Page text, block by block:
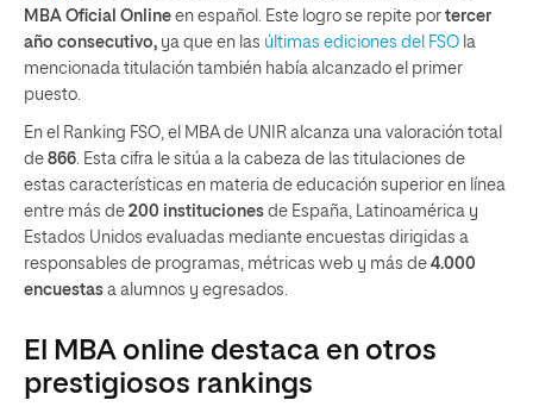
MBA Oficial Online en español. Este logro se repite por tercer
año consecutivo, ya que en las últimas ediciones del FSO la
mencionada titulación también había alcanzado el primer
puesto.
En el Ranking FSO, el MBA de UNIR alcanza una valoración total
de 866 . Esta cifra le sitúa a la cabeza de las titulaciones de
estas características en materia de educación superior en línea
entre más de 200 instituciones de España, Latinoamérica y
Estados Unidos evaluadas mediante encuestas dirigidas a
responsables de programas, métricas web y más de 4.000
encuestas a alumnos y egresados.
El MBA online destaca en otros
prestigiosos rankings